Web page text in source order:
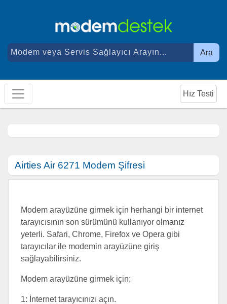
Ara
Hız Testi
Airties Air 6271 Modem Şifresi
Modem arayüzüne girmek için herhangi bir internet
tarayıcısının son sürümünü kullanıyor olmanız
yeterli. Safari, Chrome, Firefox ve Opera gibi
tarayıcılar ile modemin arayüzüne giriş
sağlayabilirsiniz.
Modem arayüzüne girmek için;
1: İnternet tarayıcınızı açın.